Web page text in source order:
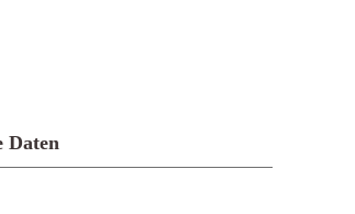
Daten